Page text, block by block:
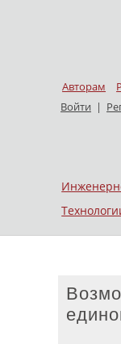
Авторам
Войти |
Меню
Skip to